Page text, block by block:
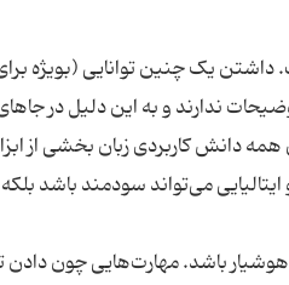
یک چنین توانایی (بویژه برای
ندارند و به این دلیل در
دانش کاربردی زبان بخشی از
می‌تواند سودمند باشد
هوشیار باشد. مهارت‌هایی چون